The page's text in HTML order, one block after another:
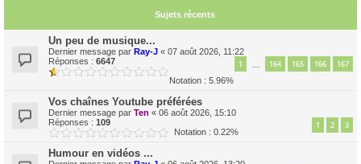
Sujets récents
Un peu de musique...
Dernier message par Ray-J « 07 août 2026, 11:22
Réponses : 6647 1 164 165 166 167
Notation : 5.96%
Vos chaînes Youtube préférées
Dernier message par Ten « 06 août 2026, 15:10
Réponses : 109 1 2 3
Notation : 0.22%
Humour en vidéos ...